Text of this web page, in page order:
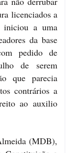
licenciados a
iniciou a uma
da base
pedido de
de serem
que parecia
contrários a
ao auxilio
(MDB),